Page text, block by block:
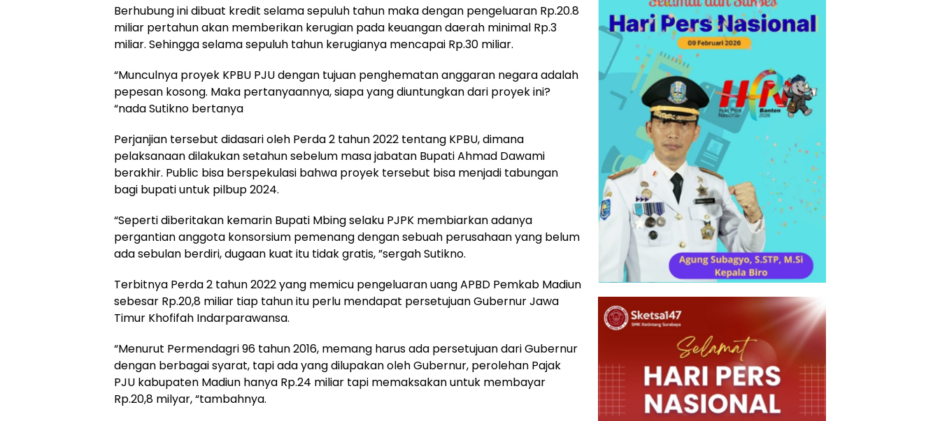
Berhubung ini dibuat kredit selama sepuluh tahun maka dengan pengeluaran Rp.20.8
miliar pertahun akan memberikan kerugian pada keuangan daerah minimal Rp.3
miliar. Sehingga selama sepuluh tahun kerugianya mencapai Rp.30 miliar.
“Munculnya proyek KPBU PJU dengan tujuan penghematan anggaran negara adalah
pepesan kosong. Maka pertanyaannya, siapa yang diuntungkan dari proyek ini?
“nada Sutikno bertanya
Perjanjian tersebut didasari oleh Perda 2 tahun 2022 tentang KPBU, dimana
pelaksanaan dilakukan setahun sebelum masa jabatan Bupati Ahmad Dawami
berakhir. Public bisa berspekulasi bahwa proyek tersebut bisa menjadi tabungan
bagi bupati untuk pilbup 2024.
“Seperti diberitakan kemarin Bupati Mbing selaku PJPK membiarkan adanya
pergantian anggota konsorsium pemenang dengan sebuah perusahaan yang belum
ada sebulan berdiri, dugaan kuat itu tidak gratis, ”sergah Sutikno.
Terbitnya Perda 2 tahun 2022 yang memicu pengeluaran uang APBD Pemkab Madiun
sebesar Rp.20,8 miliar tiap tahun itu perlu mendapat persetujuan Gubernur Jawa
Timur Khofifah Indarparawansa.
“Menurut Permendagri 96 tahun 2016, memang harus ada persetujuan dari Gubernur
dengan berbagai syarat, tapi ada yang dilupakan oleh Gubernur, perolehan Pajak
PJU kabupaten Madiun hanya Rp.24 miliar tapi memaksakan untuk membayar
Rp.20,8 milyar, “tambahnya.